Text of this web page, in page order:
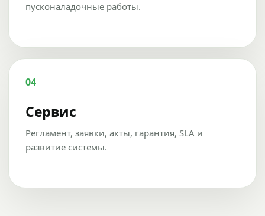
пусконаладочные работы.
04
Сервис
Регламент, заявки, акты, гарантия, SLA и
развитие системы.